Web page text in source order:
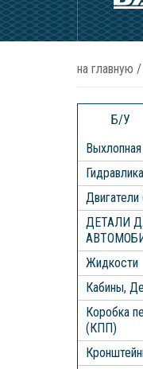
на главную /
Б/У
Гидравлика
ДЕТАЛИ
Жидкости
Кабины,
Коробка
(КПП)